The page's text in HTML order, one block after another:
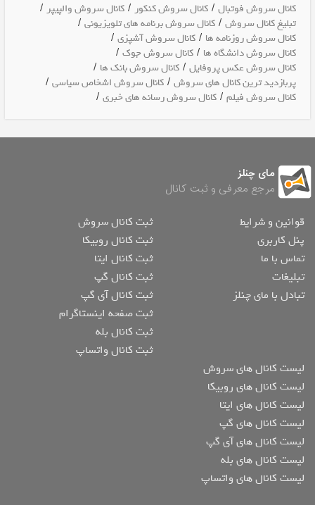
کانال سروش فوتبال /کانال سروش کنکور /کانال سروش والپیپر /
تبلیغ کانال سروش /کانال سروش برنامه های تلویزیونی /
کانال سروش روزنامه ها /کانال سروش آشپزی /
کانال سروش دانشگاه ها /کانال سروش جوک /
کانال سروش عکس پروفایل /کانال سروش بانک ها /
پربازدید ترین کانال های سروش /کانال سروش اشخاص سیاسی /
کانال سروش فیلم /کانال سروش رسانه های خبری /
مای چنلز
مرجع معرفی و ثبت کانال
قوانین و شرایط
پنل کاربری
تماس با ما
تبلیغات
تبادل با مای چنلز
ثبت کانال سروش
ثبت کانال روبیکا
ثبت کانال ایتا
ثبت کانال گپ
ثبت کانال آی گپ
ثبت صفحه اینستاگرام
ثبت کانال بله
ثبت کانال واتساپ
لیست کانال های سروش
لیست کانال های روبیکا
لیست کانال های ایتا
لیست کانال های گپ
لیست کانال های آی گپ
لیست کانال های بله
لیست کانال های واتساپ